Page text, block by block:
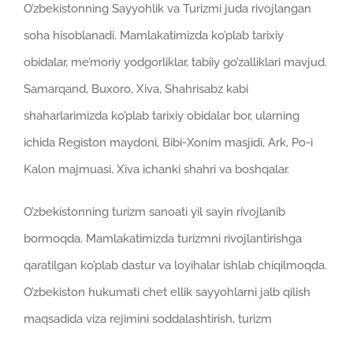
O’zbekistonning Sayyohlik va Turizmi juda rivojlangan
soha hisoblanadi. Mamlakatimizda ko’plab tarixiy
obidalar, me’moriy yodgorliklar, tabiiy go’zalliklari mavjud.
Samarqand, Buxoro, Xiva, Shahrisabz kabi
shaharlarimizda ko’plab tarixiy obidalar bor, ularning
ichida Registon maydoni, Bibi-Xonim masjidi, Ark, Po-i
Kalon majmuasi, Xiva ichanki shahri va boshqalar.
O’zbekistonning turizm sanoati yil sayin rivojlanib
bormoqda. Mamlakatimizda turizmni rivojlantirishga
qaratilgan ko’plab dastur va loyihalar ishlab chiqilmoqda.
O’zbekiston hukumati chet ellik sayyohlarni jalb qilish
maqsadida viza rejimini soddalashtirish, turizm